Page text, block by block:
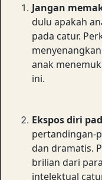
Jangan
dulu apakah
pada catur.
anak
ini.
Ekspos diri
pertandingan-
dan dramatis.
brilian dari
intelektual